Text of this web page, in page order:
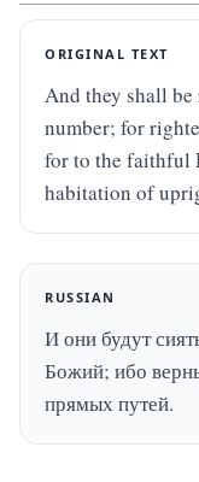
ORIGINAL TEXT
And they shall
number; for
for to the faithful
habitation of
RUSSIAN
И они будут
Божий; ибо
прямых путей.